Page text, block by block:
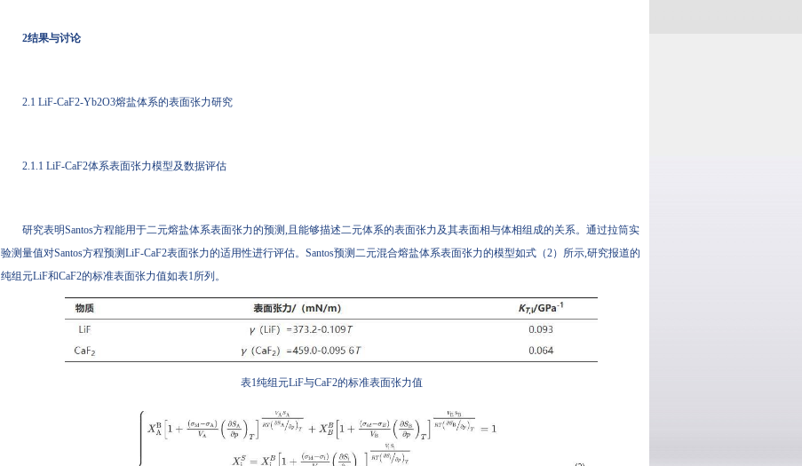
2结果与讨论
2.1 LiF-CaF2-Yb2O3熔盐体系的表面张力研究
2.1.1 LiF-CaF2体系表面张力模型及数据评估
研究表明Santos方程能用于二元熔盐体系表面张力的预测,且能够描述二元体系的表面张力及其表面相与体相组成的关系。通过拉筒实
验测量值对Santos方程预测LiF-CaF2表面张力的适用性进行评估。Santos预测二元混合熔盐体系表面张力的模型如式（2）所示,研究报道的
纯组元LiF和CaF2的标准表面张力值如表1所列。
表1纯组元LiF与CaF2的标准表面张力值